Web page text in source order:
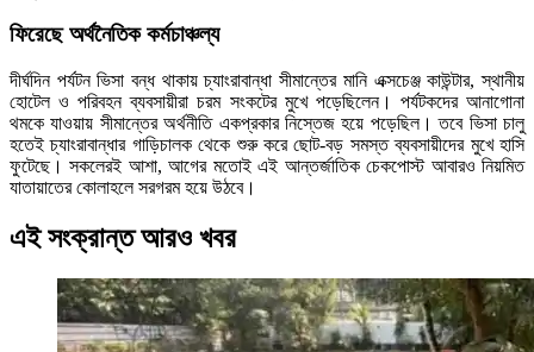
ফিরেছে অর্থনৈতিক কর্মচাঞ্চল্য
দীর্ঘদিন পর্যটন ভিসা বন্ধ থাকায় চ্যাংরাবান্ধা সীমান্তের মানি এক্সচেঞ্জ কাউন্টার, স্থানীয়
হোটেল ও পরিবহন ব্যবসায়ীরা চরম সংকটের মুখে পড়েছিলেন। পর্যটকদের আনাগোনা
থমকে যাওয়ায় সীমান্তের অর্থনীতি একপ্রকার নিস্তেজ হয়ে পড়েছিল। তবে ভিসা চালু
হতেই চ্যাংরাবান্ধার গাড়িচালক থেকে শুরু করে ছোট-বড় সমস্ত ব্যবসায়ীদের মুখে হাসি
ফুটেছে। সকলেরই আশা, আগের মতোই এই আন্তর্জাতিক চেকপোস্ট আবারও নিয়মিত
যাতায়াতের কোলাহলে সরগরম হয়ে উঠবে।
এই সংক্রান্ত আরও খবর